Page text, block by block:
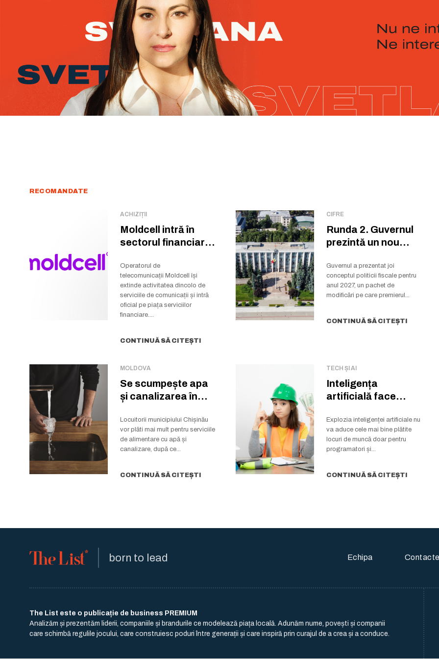
RECOMANDATE
ACHIZIȚII
Moldcell intră în
sectorul financiar:
majoritar...
Operatorul de
telecomunicații Moldcell își
extinde activitatea dincolo de
serviciile de comunicații și intră
oficial pe piața serviciilor
financiare....
CONTINUĂ SĂ CITEȘTI
CIFRE
Runda 2. Guvernul
prezintă un nou
Guvernul a prezentat joi
conceptul politicii fiscale pentru
anul 2027, un pachet de
modificări pe care premierul...
CONTINUĂ SĂ CITEȘTI
MOLDOVA
Se scumpește apa
și canalizarea în
Locuitorii municipiului Chișinău
vor plăti mai mult pentru serviciile
de alimentare cu apă și
canalizare, după ce...
CONTINUĂ SĂ CITEȘTI
TECH ȘI AI
Inteligența
artificială face
meseriașii. Cine va
câștiga salarii...
Explozia inteligenței artificiale nu
va aduce cele mai bine plătite
locuri de muncă doar pentru
programatori și...
CONTINUĂ SĂ CITEȘTI
born to lead Echipa
The List este o publicație de business PREMIUM
Analizăm și prezentăm liderii, companiile și brandurile ce modelează piața locală. Adunăm nume, povești și companii
care schimbă regulile jocului, care construiesc poduri între generații și care inspiră prin curajul de a crea și a conduce.